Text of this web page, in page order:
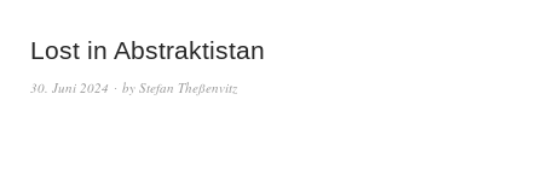
Lost in Abstraktistan
30. Juni 2024 by Stefan Theßenvitz